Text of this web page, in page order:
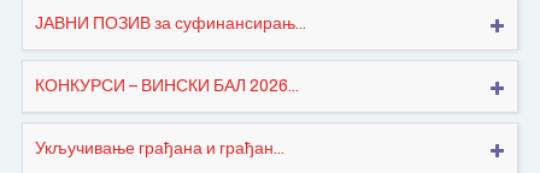
ЈАВНИ ПОЗИВ за суфинансирањ...
КОНКУРСИ – ВИНСКИ БАЛ 2026...
Укључивање грађана и грађан...